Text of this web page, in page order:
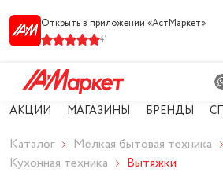
Открыть в приложении «АстМарке‪т‬»
41
АКЦИИ МАГАЗИНЫ БРЕНДЫ
Каталог
Мелкая бытовая техника
Кухонная техника
Вытяжки